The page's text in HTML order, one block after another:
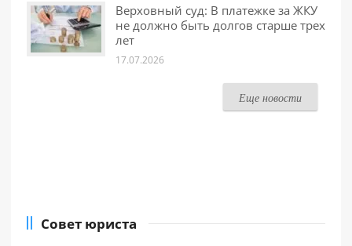
Верховный суд: В платежке за ЖКУ
не должно быть долгов старше трех
лет
17.07.2026
Еще новости
Совет юриста